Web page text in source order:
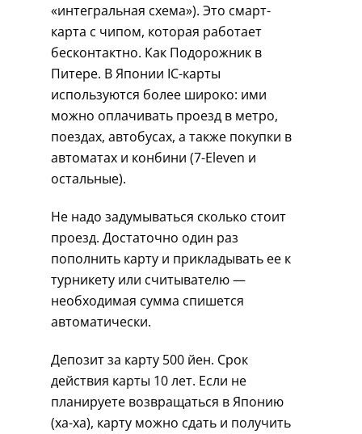
«интегральная схема»). Это смарт-
карта с чипом, которая работает
бесконтактно. Как Подорожник в
Питере. В Японии IC-карты
используются более широко: ими
можно оплачивать проезд в метро,
поездах, автобусах, а также покупки в
автоматах и конбини (7-Eleven и
остальные).
Не надо задумываться сколько стоит
проезд. Достаточно один раз
пополнить карту и прикладывать ее к
турникету или считывателю —
необходимая сумма спишется
автоматически.
Депозит за карту 500 йен. Срок
действия карты 10 лет. Если не
планируете возвращаться в Японию
(ха-ха), карту можно сдать и получить